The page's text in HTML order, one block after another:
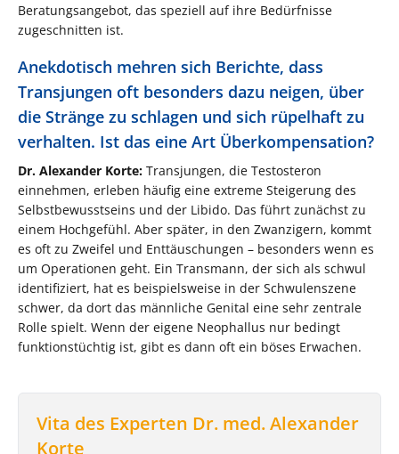
Beratungsangebot, das speziell auf ihre Bedürfnisse
zugeschnitten ist.
Anekdotisch mehren sich Berichte, dass
Transjungen oft besonders dazu neigen, über
die Stränge zu schlagen und sich rüpelhaft zu
verhalten. Ist das eine Art Überkompensation?
Dr. Alexander Korte: Transjungen, die Testosteron
einnehmen, erleben häufig eine extreme Steigerung des
Selbstbewusstseins und der Libido. Das führt zunächst zu
einem Hochgefühl. Aber später, in den Zwanzigern, kommt
es oft zu Zweifel und Enttäuschungen – besonders wenn es
um Operationen geht. Ein Transmann, der sich als schwul
identifiziert, hat es beispielsweise in der Schwulenszene
schwer, da dort das männliche Genital eine sehr zentrale
Rolle spielt. Wenn der eigene Neophallus nur bedingt
funktionstüchtig ist, gibt es dann oft ein böses Erwachen.
Vita des Experten Dr. med. Alexander
Korte